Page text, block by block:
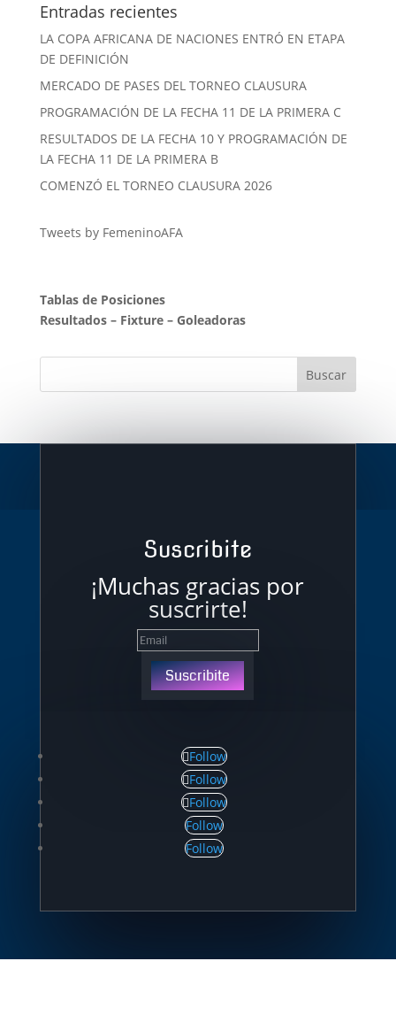
Entradas recientes
LA COPA AFRICANA DE NACIONES ENTRÓ EN ETAPA
DE DEFINICIÓN
MERCADO DE PASES DEL TORNEO CLAUSURA
PROGRAMACIÓN DE LA FECHA 11 DE LA PRIMERA C
RESULTADOS DE LA FECHA 10 Y PROGRAMACIÓN DE
LA FECHA 11 DE LA PRIMERA B
COMENZÓ EL TORNEO CLAUSURA 2026
Tweets by FemeninoAFA
Tablas de Posiciones
Resultados– Fixture– Goleadoras
Suscribite
¡Muchas gracias por
suscrirte!
Suscribite
Follow
Follow
Follow
Follow
Follow